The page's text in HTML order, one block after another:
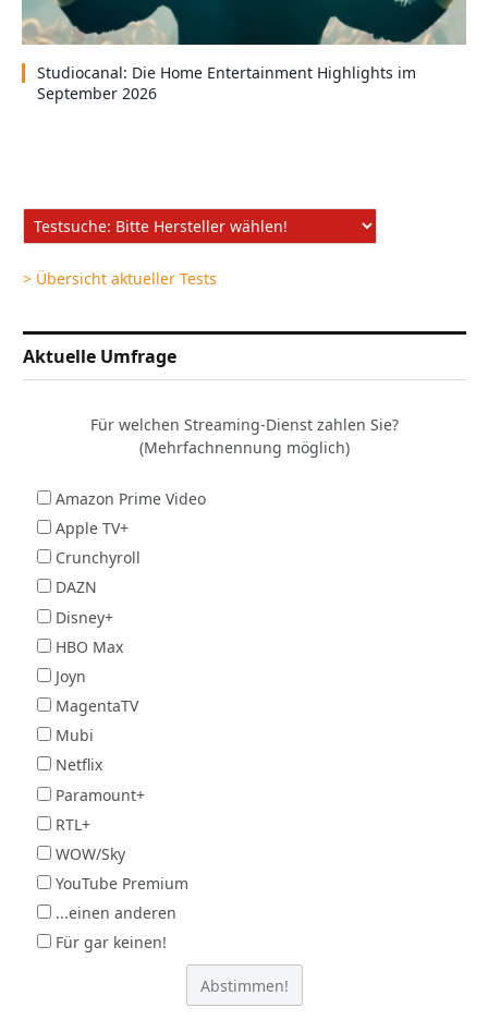
Studiocanal: Die Home Entertainment Highlights im
September 2026
> Übersicht aktueller Tests
Aktuelle Umfrage
Für welchen Streaming-Dienst zahlen Sie?
(Mehrfachnennung möglich)
Amazon Prime Video
Apple TV+
Crunchyroll
DAZN
Disney+
HBO Max
Joyn
MagentaTV
Mubi
Netflix
Paramount+
RTL+
WOW/Sky
YouTube Premium
...einen anderen
Für gar keinen!